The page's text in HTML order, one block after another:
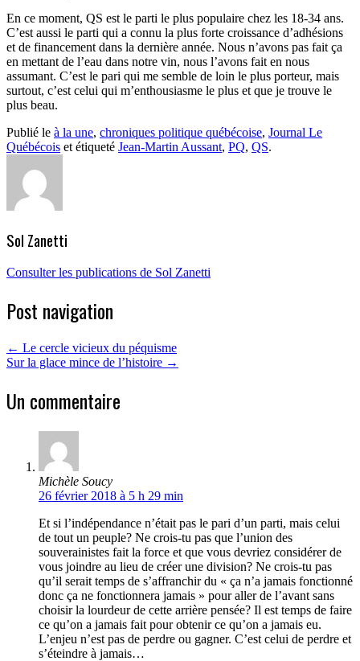
En ce moment, QS est le parti le plus populaire chez les 18-34 ans.
C’est aussi le parti qui a connu la plus forte croissance d’adhésions
et de financement dans la dernière année. Nous n’avons pas fait ça
en mettant de l’eau dans notre vin, nous l’avons fait en nous
assumant. C’est le pari qui me semble de loin le plus porteur, mais
surtout, c’est celui qui m’enthousiasme le plus et que je trouve le
plus beau.
Publié le à la une, chroniques politique québécoise, Journal Le
Québécois et étiqueté Jean-Martin Aussant, PQ, QS.
Sol Zanetti
Consulter les publications de Sol Zanetti
Post navigation
← Le cercle vicieux du péquisme
Sur la glace mince de l’histoire →
Un commentaire
Michèle Soucy
26 février 2018 à 5 h 29 min
Et si l’indépendance n’était pas le pari d’un parti, mais celui
de tout un peuple? Ne crois-tu pas que l’union des
souverainistes fait la force et que vous devriez considérer de
vous joindre au lieu de créer une division? Ne crois-tu pas
qu’il serait temps de s’affranchir du « ça n’a jamais fonctionné
donc ça ne fonctionnera jamais » pour aller de l’avant sans
choisir la lourdeur de cette arrière pensée? Il est temps de faire
ce qu’on a jamais fait pour obtenir ce qu’on a jamais eu.
L’enjeu n’est pas de perdre ou gagner. C’est celui de perdre et
s’éteindre à jamais…